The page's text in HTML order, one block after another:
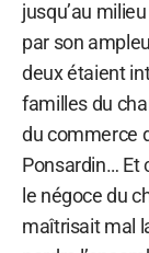
jusqu’au
par son
deux étaient
familles du
du commerce
Ponsardin… Et
le négoce du
maîtrisait mal